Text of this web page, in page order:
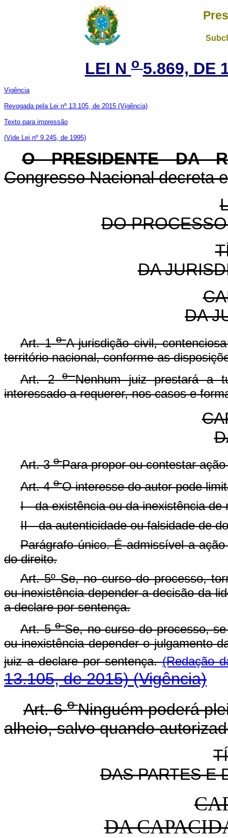
LEI No 5.869, DE
Vigência
Revogada pela Lei nº 13.105, de 2015 (Vigência)
Texto para impressão
(Vide Lei nº 9.245, de 1995)
O PRESIDENTE DA
Congresso Nacional decreta
DO
DA
DA
Art. 1oA jurisdição civil,
território nacional, conforme as
Art. 2oNenhum juiz prestará a
interessado a requerer, nos casos e
Art. 3oPara propor ou contestar
Art. 4oO interesse do autor pode
I - da existência ou da inexistência de
II - da autenticidade ou falsidade de
Parágrafo único. É admissível a
do direito.
Art. 5º Se, no curso do processo,
ou inexistência depender a decisão da
a declare por sentença.
Art. 5oSe, no curso do processo,
ou inexistência depender o julgamento
juiz a declare por sentença.(Redação
13.105, de 2015)(Vigência)
Art. 6oNinguém poderá
alheio, salvo quando
DAS PARTES E
DA